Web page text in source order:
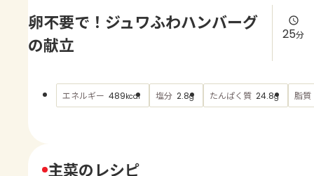
AJINOMOTO PARK とは
卵不要で！ジュワふわハンバーグ
の献立
25分
エネルギー 489kcal 塩分 2.8g たんぱく質 24.8g 脂質
主菜のレシピ